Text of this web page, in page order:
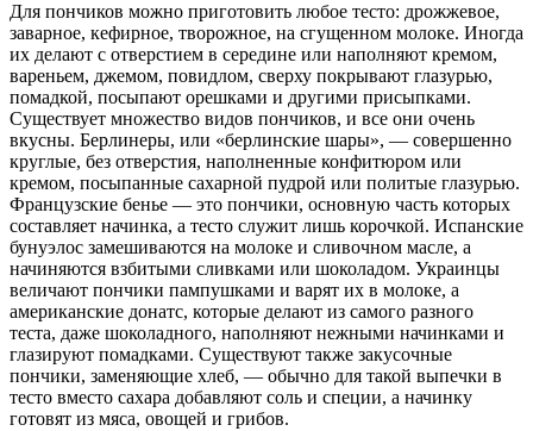
Для пончиков можно приготовить любое тесто: дрожжевое,
заварное, кефирное, творожное, на сгущенном молоке. Иногда
их делают с отверстием в середине или наполняют кремом,
вареньем, джемом, повидлом, сверху покрывают глазурью,
помадкой, посыпают орешками и другими присыпками.
Существует множество видов пончиков, и все они очень
вкусны. Берлинеры, или «берлинские шары», — совершенно
круглые, без отверстия, наполненные конфитюром или
кремом, посыпанные сахарной пудрой или политые глазурью.
Французские бенье — это пончики, основную часть которых
составляет начинка, а тесто служит лишь корочкой. Испанские
бунуэлос замешиваются на молоке и сливочном масле, а
начиняются взбитыми сливками или шоколадом. Украинцы
величают пончики пампушками и варят их в молоке, а
американские донатс, которые делают из самого разного
теста, даже шоколадного, наполняют нежными начинками и
глазируют помадками. Существуют также закусочные
пончики, заменяющие хлеб, — обычно для такой выпечки в
тесто вместо сахара добавляют соль и специи, а начинку
готовят из мяса, овощей и грибов.